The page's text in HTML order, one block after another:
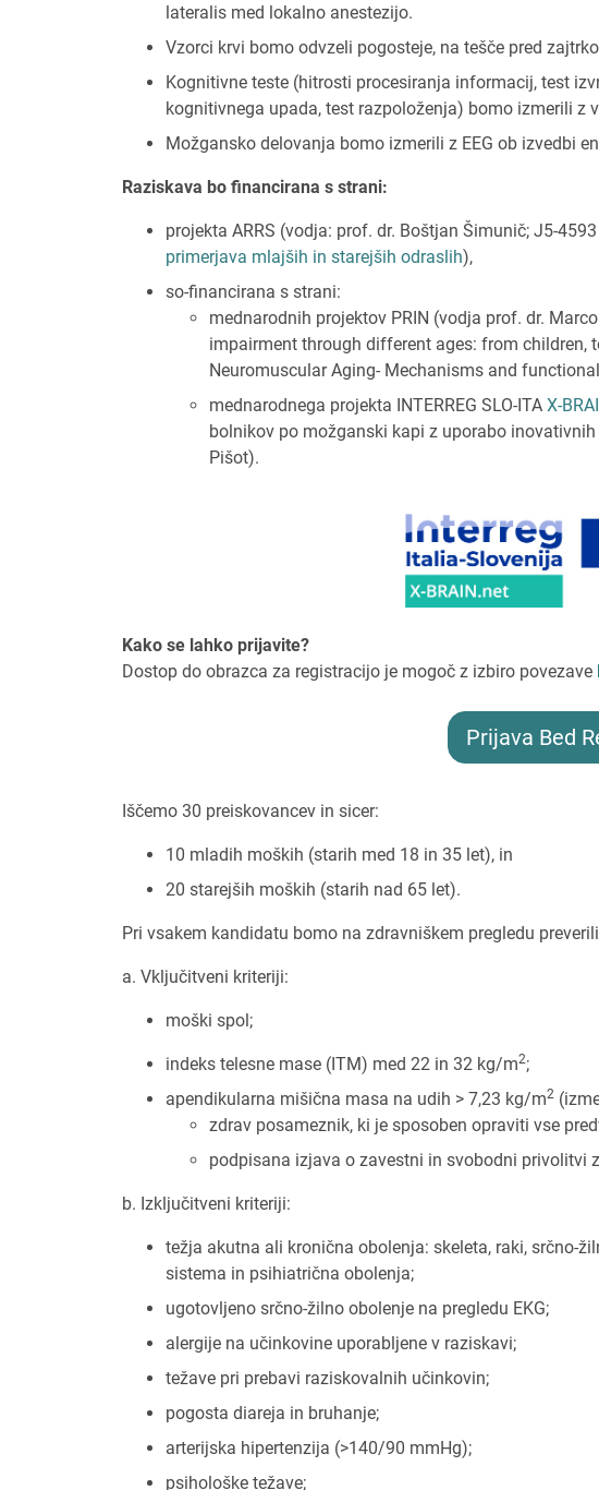
lateralis med lokalno anestezijo.
Vzorci krvi bomo odvzeli pogosteje, na tešče pred
Kognitivne teste (hitrosti procesiranja informacij, test
kognitivnega upada, test razpoloženja) bomo izmerili z
Možgansko delovanja bomo izmerili z EEG ob izvedbi
Raziskava bo financirana s strani:
projekta ARRS (vodja: prof. dr. Boštjan Šimunič; J5-4593
primerjava mlajših in starejših odraslih),
so-financirana s strani:
mednarodnih projektov PRIN (vodja prof. dr.
impairment through different ages: from children,
Neuromuscular Aging- Mechanisms and
mednarodnega projekta INTERREG SLO-ITA X-
bolnikov po možganski kapi z uporabo
Pišot).
Kako se lahko prijavite?
Dostop do obrazca za registracijo je mogoč z izbiro povezave
Prijava Bed
Iščemo 30 preiskovancev in sicer:
10 mladih moških (starih med 18 in 35 let), in
20 starejših moških (starih nad 65 let).
Pri vsakem kandidatu bomo na zdravniškem pregledu
a. Vključitveni kriteriji:
moški spol;
indeks telesne mase (ITM) med 22 in 32 kg/m2;
apendikularna mišična masa na udih > 7,23 kg/m2
zdrav posameznik, ki je sposoben opraviti vse
podpisana izjava o zavestni in svobodni privolitvi
b. Izključitveni kriteriji:
težja akutna ali kronična obolenja: skeleta, raki, srčno-
sistema in psihiatrična obolenja;
ugotovljeno srčno-žilno obolenje na pregledu EKG;
alergije na učinkovine uporabljene v raziskavi;
težave pri prebavi raziskovalnih učinkovin;
pogosta diareja in bruhanje;
arterijska hipertenzija (>140/90 mmHg);
psihološke težave;